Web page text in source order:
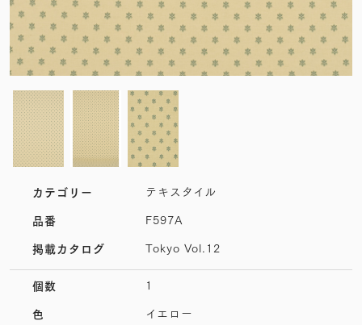
カテゴリー テキスタイル
品番 F597A
掲載カタログ Tokyo Vol.12
個数 1
色 イエロー